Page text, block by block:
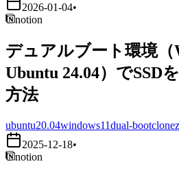
2026-01-04•
notion
デュアルブート環境（
Ubuntu 24.04）でSSD
方法
ubuntu20.04windows11dual-boot
2025-12-18•
notion